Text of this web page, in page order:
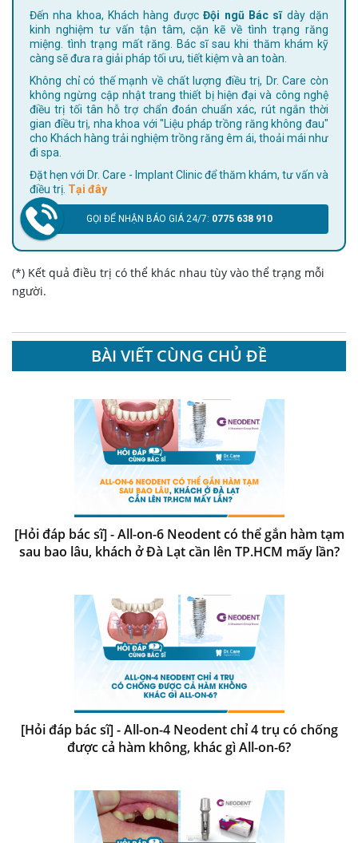
Đến nha khoa, Khách hàng đượcĐội ngũ Bác sĩdày dặn
kinh nghiệm tư vấn tận tâm, cặn kẽ về tình trạng răng
miệng. tình trạng mất răng. Bác sĩ sau khi thăm khám kỹ
càng sẽ đưa ra giải pháp tối ưu, tiết kiệm và an toàn.
Không chỉ có thế mạnh về chất lượng điều trị, Dr. Care còn
không ngừng cập nhật trang thiết bị hiện đại và công nghệ
điều trị tối tân hỗ trợ chẩn đoán chuẩn xác, rút ngắn thời
gian điều trị, nha khoa với "Liệu pháp trồng răng không đau"
cho Khách hàng trải nghiệm trồng răng êm ái, thoải mái như
đi spa.
Đặt hẹn với Dr. Care - Implant Clinic để thăm khám, tư vấn và
điều trị. Tại đây
GỌI ĐỂ NHẬN BÁO GIÁ 24/7: 0775 638 910
(*) Kết quả điều trị có thể khác nhau tùy vào thể trạng mỗi
người.
BÀI VIẾT CÙNG CHỦ ĐỀ
[Hỏi đáp bác sĩ] - All-on-6 Neodent có thể gắn hàm tạm
sau bao lâu, khách ở Đà Lạt cần lên TP.HCM mấy lần?
[Hỏi đáp bác sĩ] - All-on-4 Neodent chỉ 4 trụ có chống
được cả hàm không, khác gì All-on-6?